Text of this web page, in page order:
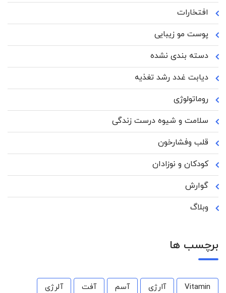
افتخارات
پوست مو زیبایی
دسته بندی نشده
دیابت غدد رشد تغذیه
روماتولوژی
سلامت و شیوه درست زندگی
قلب وفشارخون
کودکان و نوزادان
گوارش
وبلاگ
برچسب ها
Vitamin آارژی آسم آفت آلرژی